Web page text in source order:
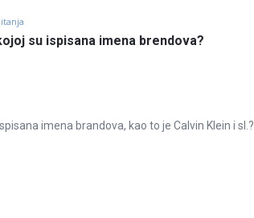
su ispisana imena brendova?
imena brandova, kao to je Calvin Klein i sl.?